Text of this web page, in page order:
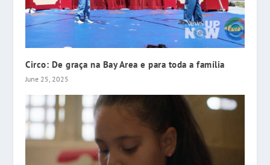
Circo: De graça na Bay Area e para toda a família
June 25, 2025